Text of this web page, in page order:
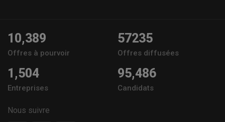
10,389
Offres à pourvoir
57235
Offres diffusées
1,504
Entreprises
95,486
Candidats
Nous suivre